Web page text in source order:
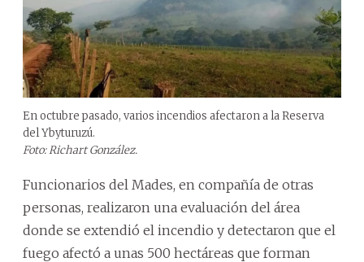
En octubre pasado, varios incendios afectaron a la Reserva
del Ybyturuzú.
Foto: Richart González.
Funcionarios del Mades, en compañía de otras
personas, realizaron una evaluación del área
donde se extendió el incendio y detectaron que el
fuego afectó a unas 500 hectáreas que forman